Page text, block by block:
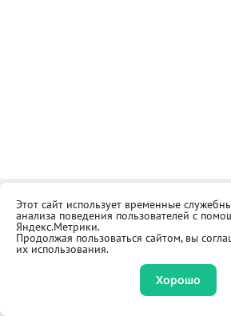
Контакты
Как купить
Общественная
Реквизиты
Оферта
Правила
Этот сайт использует временные
анализа поведения пользователей с
Яндекс.Метрики.
Продолжая пользоваться сайтом, вы
их использования.
Хорошо